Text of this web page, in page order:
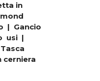
in
| Gancio
usi |
cerniera